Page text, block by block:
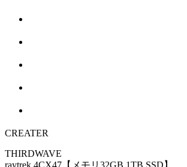
CREATER
THIRDWAVE
raytrek 4CX47【メモリ32GB 1TB SSD】